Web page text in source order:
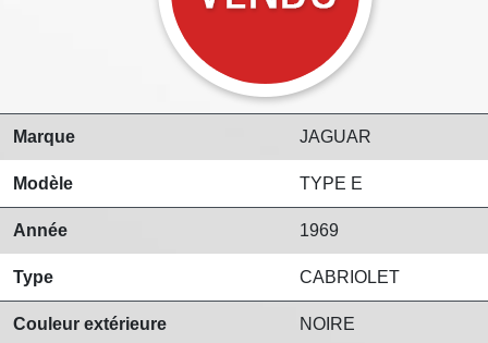
Marque JAGUAR
Modèle TYPE E
Année 1969
Type CABRIOLET
Couleur extérieure NOIRE